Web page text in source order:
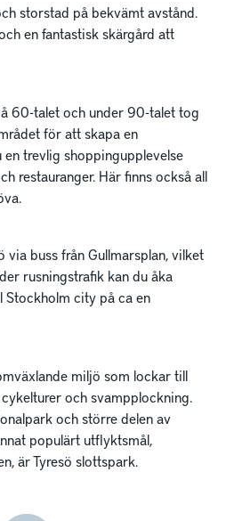
storstad på bekvämt avstånd.
en fantastisk skärgård att
60-talet och under 90-talet tog
för att skapa en
trevlig shoppingupplevelse
restauranger. Här finns också all
via buss från Gullmarsplan, vilket
rusningstrafik kan du åka
Stockholm city på ca en
miljö som lockar till
och svampplockning.
och större delen av
populärt utflyktsmål,
är Tyresö slottspark.